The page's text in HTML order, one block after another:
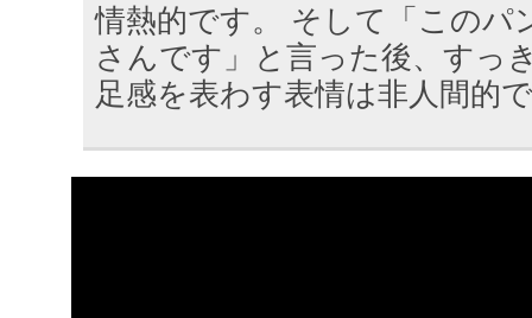
情熱的です。 そして「このパ
さんです」と言った後、すっ
足感を表わす表情は非人間的